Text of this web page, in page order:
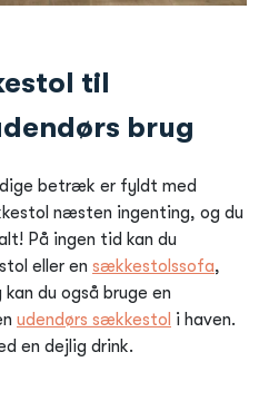
til
brug
betræk er fyldt med
næsten ingenting, og du
På ingen tid kan du
eller en sækkestolssofa,
du også bruge en
udendørs sækkestol i haven.
en dejlig drink.